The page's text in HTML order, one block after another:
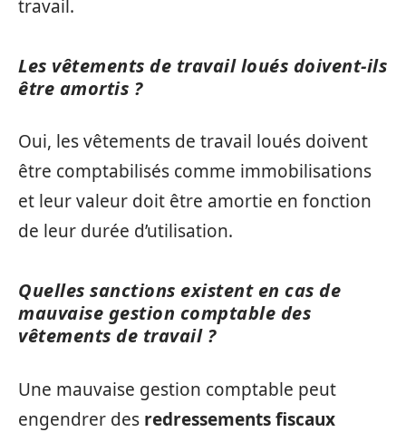
travail.
Les vêtements de travail loués doivent-ils
être amortis ?
Oui, les vêtements de travail loués doivent
être comptabilisés comme immobilisations
et leur valeur doit être amortie en fonction
de leur durée d’utilisation.
Quelles sanctions existent en cas de
mauvaise gestion comptable des
vêtements de travail ?
Une mauvaise gestion comptable peut
engendrer des redressements fiscaux